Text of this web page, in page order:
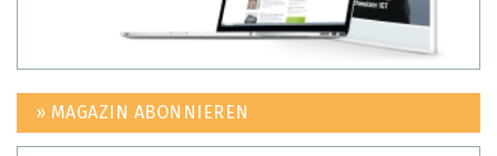
» MAGAZIN ABONNIEREN